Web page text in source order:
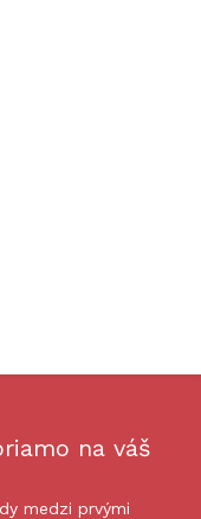
na váš
medzi prvými